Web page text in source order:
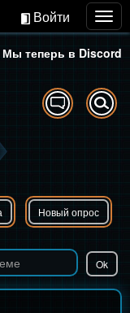
Войти
Мы теперь в Discord
Новый опрос